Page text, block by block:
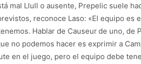
mal Llull o ausente, Prepelic suele
reconoce Laso: «El equipo es
Hablar de Causeurde uno, de
no podemos hacer es exprimir a
en el juego, pero el equipo debe